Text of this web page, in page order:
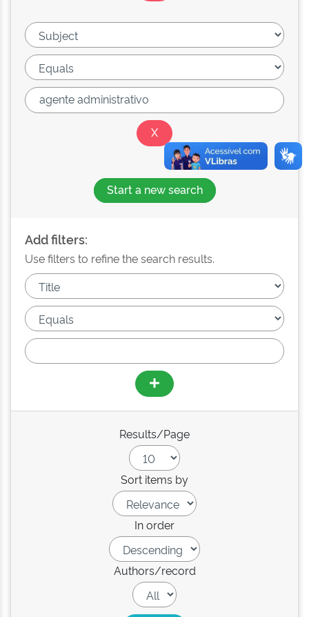
Start a new search
Add filters:
Use filters to refine the search results.
Results/Page
Sort items by
In order
Authors/record